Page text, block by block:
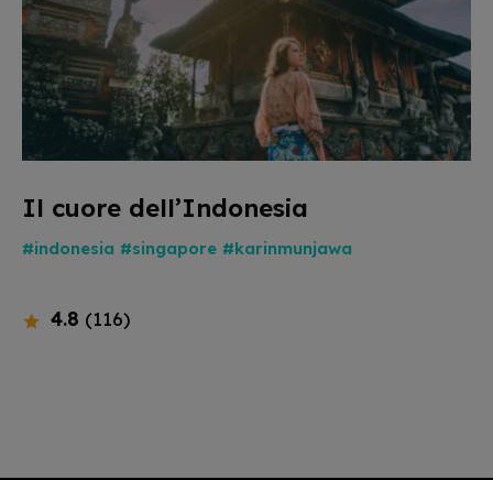
Il cuore dell’Indonesia
#indonesia #singapore #karinmunjawa
4.8 (116)